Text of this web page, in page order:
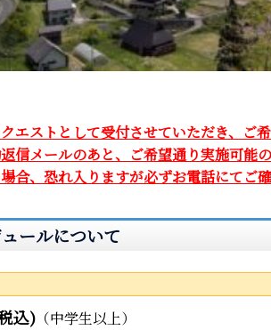
エストとして受付させていただき、ご
信メールのあと、ご希望通り実施可
合、恐れ入りますが必ずお電話にてご
ールについて
込) （中学生以上）